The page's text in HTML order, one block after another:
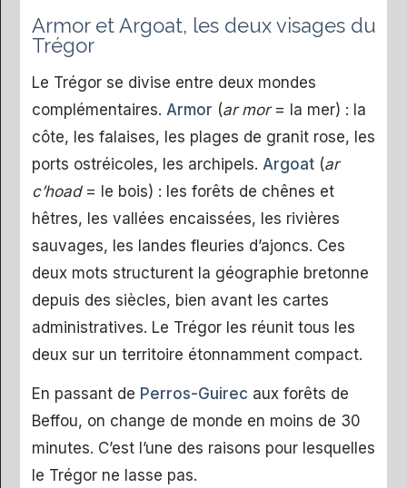
Armor et Argoat, les deux visages du
Trégor
Le Trégor se divise entre deux mondes
complémentaires. Armor (ar mor= la mer) : la
côte, les falaises, les plages de granit rose, les
ports ostréicoles, les archipels. Argoat(ar
c’hoad= le bois) : les forêts de chênes et
hêtres, les vallées encaissées, les rivières
sauvages, les landes fleuries d’ajoncs. Ces
deux mots structurent la géographie bretonne
depuis des siècles, bien avant les cartes
administratives. Le Trégor les réunit tous les
deux sur un territoire étonnamment compact.
En passant de Perros-Guirec aux forêts de
Beffou, on change de monde en moins de 30
minutes. C’est l’une des raisons pour lesquelles
le Trégor ne lasse pas.